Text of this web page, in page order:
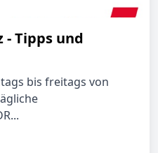
- Tipps und
bis freitags von